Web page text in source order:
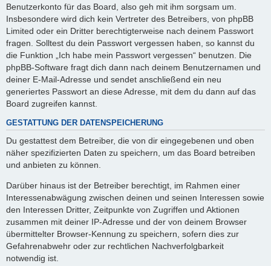
Benutzerkonto für das Board, also geh mit ihm sorgsam um.
Insbesondere wird dich kein Vertreter des Betreibers, von phpBB
Limited oder ein Dritter berechtigterweise nach deinem Passwort
fragen. Solltest du dein Passwort vergessen haben, so kannst du
die Funktion „Ich habe mein Passwort vergessen“ benutzen. Die
phpBB-Software fragt dich dann nach deinem Benutzernamen und
deiner E-Mail-Adresse und sendet anschließend ein neu
generiertes Passwort an diese Adresse, mit dem du dann auf das
Board zugreifen kannst.
GESTATTUNG DER DATENSPEICHERUNG
Du gestattest dem Betreiber, die von dir eingegebenen und oben
näher spezifizierten Daten zu speichern, um das Board betreiben
und anbieten zu können.
Darüber hinaus ist der Betreiber berechtigt, im Rahmen einer
Interessenabwägung zwischen deinen und seinen Interessen sowie
den Interessen Dritter, Zeitpunkte von Zugriffen und Aktionen
zusammen mit deiner IP-Adresse und der von deinem Browser
übermittelter Browser-Kennung zu speichern, sofern dies zur
Gefahrenabwehr oder zur rechtlichen Nachverfolgbarkeit
notwendig ist.